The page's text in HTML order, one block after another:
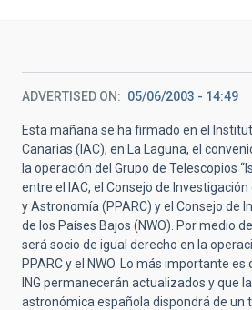
ADVERTISED ON 05/06/2003 - 14:49
Esta mañana se ha firmado en el
Canarias (IAC), en La Laguna, el
la operación del Grupo de Telescopios
entre el IAC, el Consejo de
y Astronomía (PPARC) y el Consejo de
de los Países Bajos (NWO). Por medio
será socio de igual derecho en la
PPARC y el NWO. Lo más importante es
ING permanecerán actualizados y que
astronómica española dispondrá de un